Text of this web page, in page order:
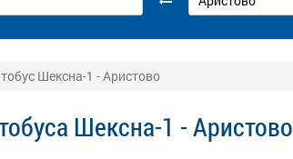
Шексна-1 - Аристово
Шексна-1 - Аристово